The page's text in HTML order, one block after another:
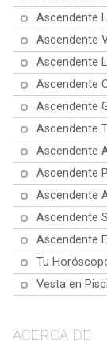
Ascendente
Ascendente
Ascendente
Ascendente
Ascendente
Ascendente
Ascendente
Ascendente
Ascendente
Ascendente
Ascendente
Tu
Vesta en
ACERCA DE